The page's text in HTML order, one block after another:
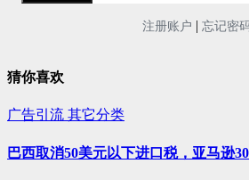
注册账户 | 忘记密
猜你喜欢
广告引流 其它分类
巴西取消50美元以下进口税，亚马逊